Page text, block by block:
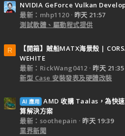
NVIDIA GeForce Vulkan
最新：mhp1120
昨天 21:57
測試軟體、驅動程式提供
R
【開箱】賊船MATX海景殼 |
WEHITE
最新：RickWang0412
昨天 21:35
新型 Case 安裝發表及硬體改裝
AI 應用 AMD 收購 Taalas，為快
算解決方案
最新：soothepain
昨天 19:39
業界新聞